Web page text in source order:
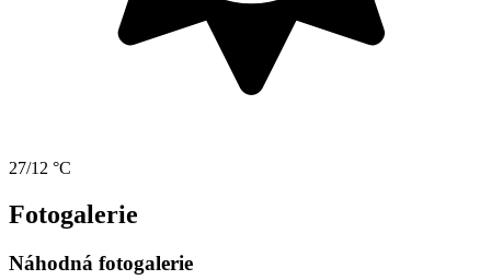
27/12 °C
Fotogalerie
Náhodná fotogalerie